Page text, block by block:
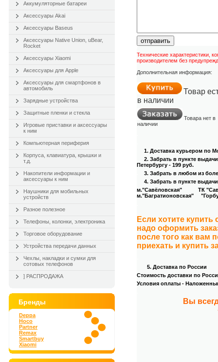
Аккумуляторные батареи
Аксессуары Akai
Аксессуары Baseus
Аксессуары Native Union, uBear,
Rocket
Аксессуары Xiaomi
Аксессуары для Apple
Аксессуары для смартфонов в
автомобиль
Зарядные устройства
Защитные пленки и стекла
Игровые приставки и аксессуары
к ним
Компьютерная периферия
Корпуса, клавиатура, крышки и
т.д.
Накопители информации и
аксессуары к ним
Наушники для мобильных
устройств
Разное полезное
Телефоны, колонки, электроника
Торговое оборудование
Устройства передачи данных
Чехлы, накладки и сумки для
сотовых телефонов
] РАСПРОДАЖА
Бренды
Deppa
Hoco
Partner
Remax
Smartbuy
Xiaomi
отправить
Технические характеристики,
производителем без
Дополнительная информация:
Товар
в наличии
Товара нет в
наличии
1. Доставка курьером по
2. Забрать в пункте
Петербургу - 199 руб.
3. Забрать в любом из
4. Забрать в пункте
м."Савёловская" ТК
м."Багратионовская"
Если хотите
надо оформить
после того как вам
приехать и купить
5. Доставка по России
Стоимость доставки по
Условия оплаты -
Вы